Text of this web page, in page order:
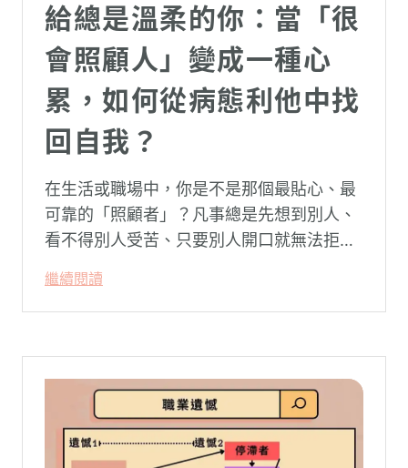
給總是溫柔的你：當「很
會照顧人」變成一種心
累，如何從病態利他中找
回自我？
在生活或職場中，你是不是那個最貼心、最
可靠的「照顧者」？凡事總是先想到別人、
看不得別人受苦、只要別人開口就無法拒
常在夜深人靜時讓你感到莫名的心累與空
虛。
繼續閱讀